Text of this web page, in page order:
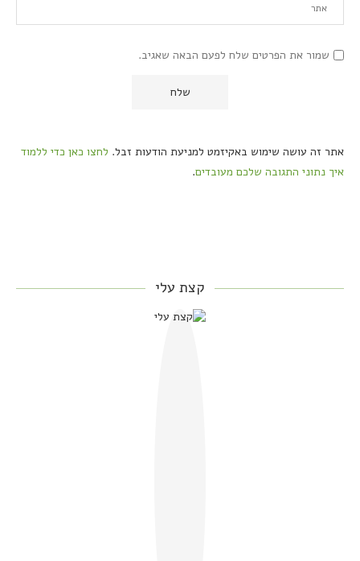
שמור את הפרטים שלח לפעם הבאה שאגיב.
אתר זה עושה שימוש באקיזמט למניעת הודעות זבל. לחצו כאן כדי ללמוד
איך נתוני התגובה שלכם מעובדים.
קצת עלי